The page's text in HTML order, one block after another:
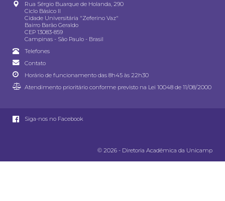
Rua Sérgio Buarque de Holanda, 290
Ciclo Básico II
Cidade Universitária "Zeferino Vaz"
Bairro Barão Geraldo
CEP 13083-859
Campinas - São Paulo - Brasil
Telefones
Contato
Horário de funcionamento das 8h45 às 22h30
Atendimento prioritário conforme previsto na Lei 10048 de 11/08/2000
Siga-nos no Facebook
© 2026 - Diretoria Acadêmica da Unicamp